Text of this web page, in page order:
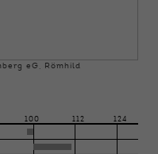
eG, Römhild
100 112
124